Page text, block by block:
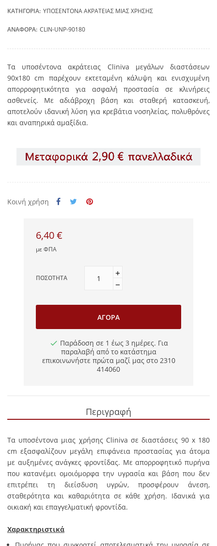
ΚΑΤΗΓΟΡΊΑ: ΥΠΟΣΈΝΤΟΝΑ ΑΚΡΆΤΕΙΑΣ ΜΙΑΣ ΧΡΉΣΗΣ
ΑΝΑΦΟΡΆ: CLIN-UNP-90180
Τα υποσέντονα ακράτειας Cliniva μεγάλων διαστάσεων
90x180 cm παρέχουν εκτεταμένη κάλυψη και ενισχυμένη
απορροφητικότητα για ασφαλή προστασία σε κλινήρεις
ασθενείς. Με αδιάβροχη βάση και σταθερή κατασκευή,
αποτελούν ιδανική λύση για κρεβάτια νοσηλείας, πολυθρόνες
και αναπηρικά αμαξίδια.
Κοινή χρήση
6,40 €
με ΦΠΑ
ΠΟΣΌΤΗΤΑ
ΑΓΟΡΆ
Παράδοση σε 1 έως 3 ημέρες. Για
παραλαβή από το κατάστημα
επικοινωνήστε πρώτα μαζί μας στο 2310
414060
Περιγραφή
Τα υποσέντονα μιας χρήσης Cliniva σε διαστάσεις 90 x 180
cm εξασφαλίζουν μεγάλη επιφάνεια προστασίας για άτομα
με αυξημένες ανάγκες φροντίδας. Με απορροφητικό πυρήνα
που κατανέμει ομοιόμορφα την υγρασία και βάση που δεν
επιτρέπει τη διείσδυση υγρών, προσφέρουν άνεση,
σταθερότητα και καθαριότητα σε κάθε χρήση. Ιδανικά για
οικιακή και επαγγελματική φροντίδα.
Χαρακτηριστικά